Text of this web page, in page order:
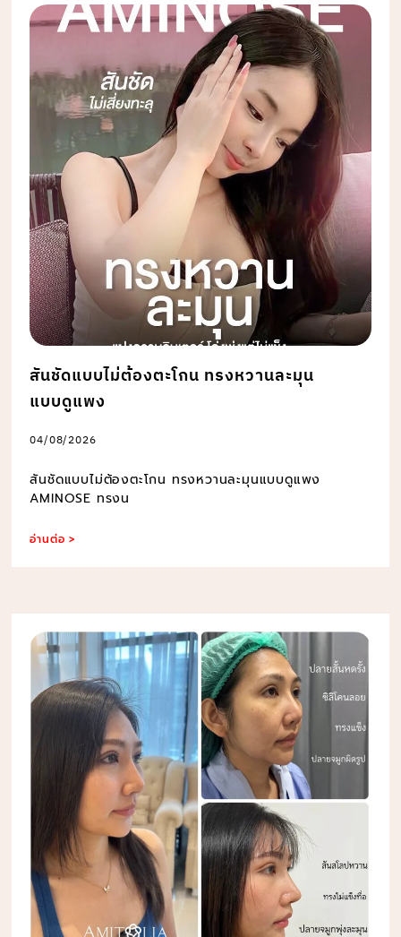
สันชัดแบบไม่ต้องตะโกน ทรงหวานละมุน
แบบดูแพง
04/08/2026
สันชัดแบบไม่ต้องตะโกน ทรงหวานละมุนแบบดูแพง
AMINOSE ทรงน
อ่านต่อ >